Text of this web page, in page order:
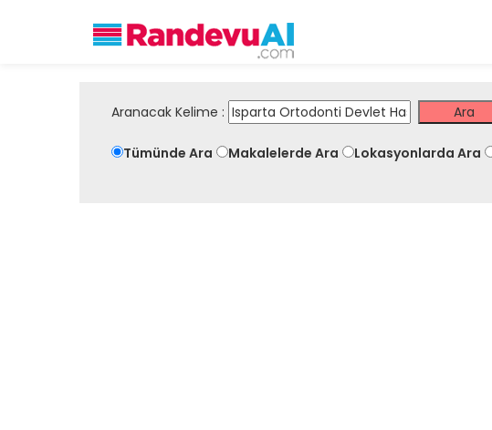
Aranacak Kelime :
Tümünde Ara Makalelerde Ara Lokasyonlarda Ara